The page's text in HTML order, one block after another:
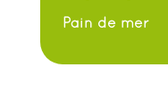
Pain de mer